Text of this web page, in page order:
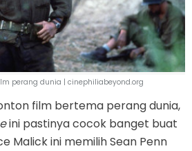
perang dunia | cinephiliabeyond.org
film bertema perang dunia,
ini pastinya cocok banget buat
Malick ini memilih Sean Penn